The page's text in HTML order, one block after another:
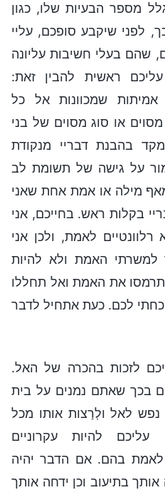
מספר הבעיות שלו, כגון
לפני שיקבע סופכם, עליי
שהם בעלי חשיבות עליונה
ראשית להבין זאת:
שמכוונות אל כל
או סוג מסוים של בני
בהבנת דבריי מנקודת
על גישה של תשומת לב
מילה או אמת אחת שאני
בקלות ראש. בחייכם, אני
לאמת, ולכן אני
האמת ולא להיות
תרמסו את האמת ואל תחללו
לכם. כעת אתחיל לדבר
לזכות בהכרה של האל.
בכך שאתם נמנים על בית
לאל ולְרַצות אותו מכל
להיות עקרוניים
לאמת בהם. אם הדבר יהיה
בתיעוב וכן ידחה אותך